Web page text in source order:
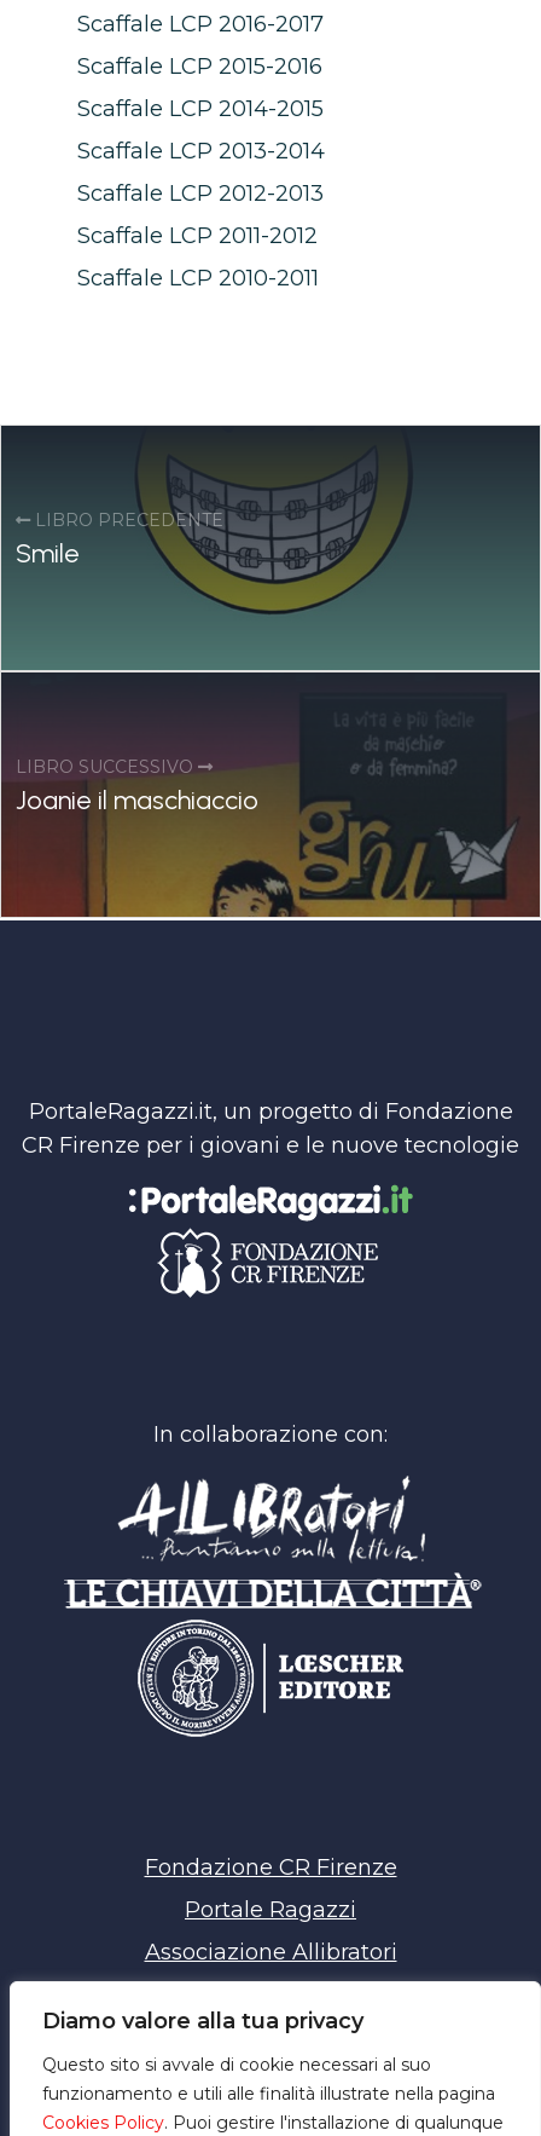
Diamo valore alla tua privacy
Questo sito si avvale di cookie necessari al suo
funzionamento e utili alle finalità illustrate nella pagina
Cookies Policy. Puoi gestire l'installazione di qualunque
Scaffale LCP 2016-2017
Scaffale LCP 2015-2016
Scaffale LCP 2014-2015
Scaffale LCP 2013-2014
Scaffale LCP 2012-2013
Scaffale LCP 2011-2012
Scaffale LCP 2010-2011
LIBRO PRECEDENTE
Smile
LIBRO SUCCESSIVO
Joanie il maschiaccio
PortaleRagazzi.it, un progetto di Fondazione
CR Firenze per i giovani e le nuove tecnologie
In collaborazione con:
Fondazione CR Firenze
Portale Ragazzi
Associazione Allibratori
Privacy policy
Cookie policy